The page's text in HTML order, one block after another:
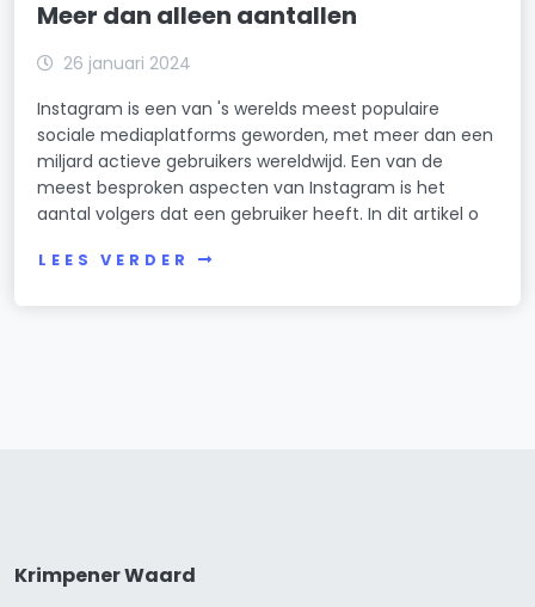
Meer dan alleen aantallen
26 januari 2024
Instagram is een van 's werelds meest populaire
sociale mediaplatforms geworden, met meer dan een
miljard actieve gebruikers wereldwijd. Een van de
meest besproken aspecten van Instagram is het
aantal volgers dat een gebruiker heeft. In dit artikel o
LEES VERDER
Krimpener Waard